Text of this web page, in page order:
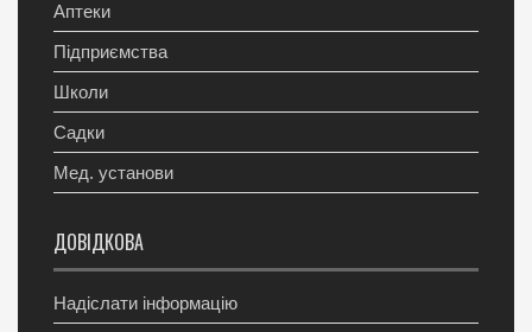
Аптеки
Підприємства
Школи
Садки
Мед. установи
ДОВІДКОВА
Надіслати інформацію